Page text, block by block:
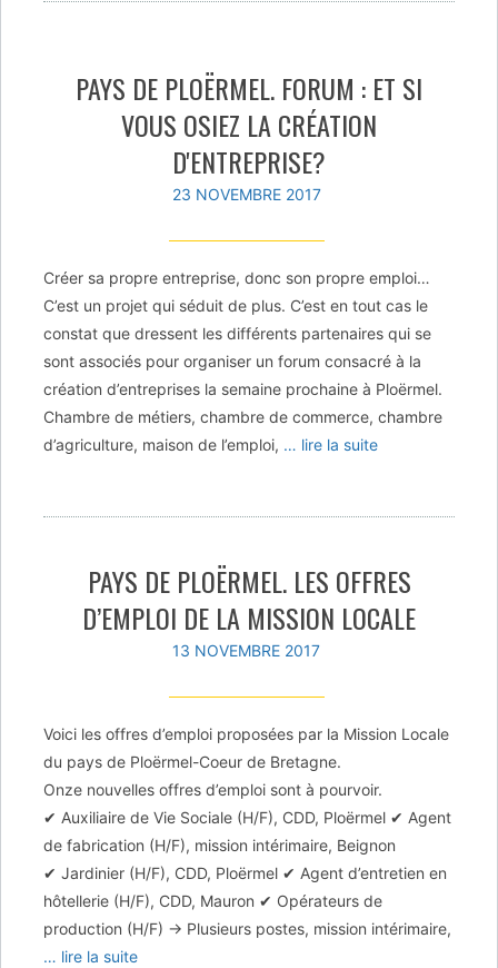
PAYS DE PLOËRMEL. FORUM : ET SI
VOUS OSIEZ LA CRÉATION
D'ENTREPRISE?
23 NOVEMBRE 2017
Créer sa propre entreprise, donc son propre emploi…
C’est un projet qui séduit de plus. C’est en tout cas le
constat que dressent les différents partenaires qui se
sont associés pour organiser un forum consacré à la
création d’entreprises la semaine prochaine à Ploërmel.
Chambre de métiers, chambre de commerce, chambre
d’agriculture, maison de l’emploi, … lire la suite
PAYS DE PLOËRMEL. LES OFFRES
D’EMPLOI DE LA MISSION LOCALE
13 NOVEMBRE 2017
Voici les offres d’emploi proposées par la Mission Locale
du pays de Ploërmel-Coeur de Bretagne.
Onze nouvelles offres d’emploi sont à pourvoir.
✔ Auxiliaire de Vie Sociale (H/F), CDD, Ploërmel ✔ Agent
de fabrication (H/F), mission intérimaire, Beignon
✔ Jardinier (H/F), CDD, Ploërmel ✔ Agent d’entretien en
hôtellerie (H/F), CDD, Mauron ✔ Opérateurs de
production (H/F) -> Plusieurs postes, mission intérimaire,
… lire la suite